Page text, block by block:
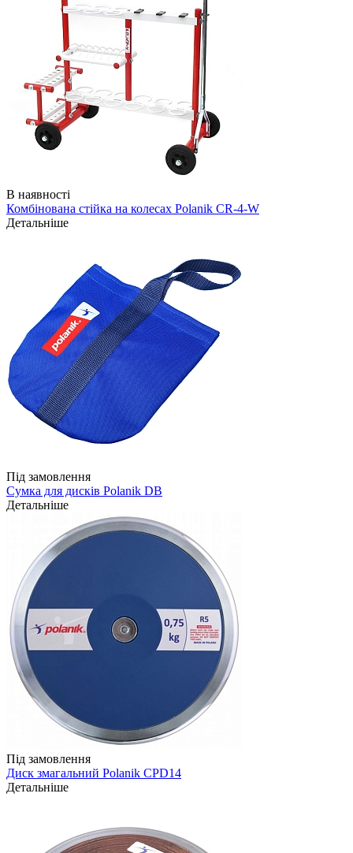
В наявності
Комбінована стійка на колесах Polanik CR-4-W
Детальніше
Під замовлення
Сумка для дисків Polanik DB
Детальніше
Під замовлення
Диск змагальний Polanik CPD14
Детальніше